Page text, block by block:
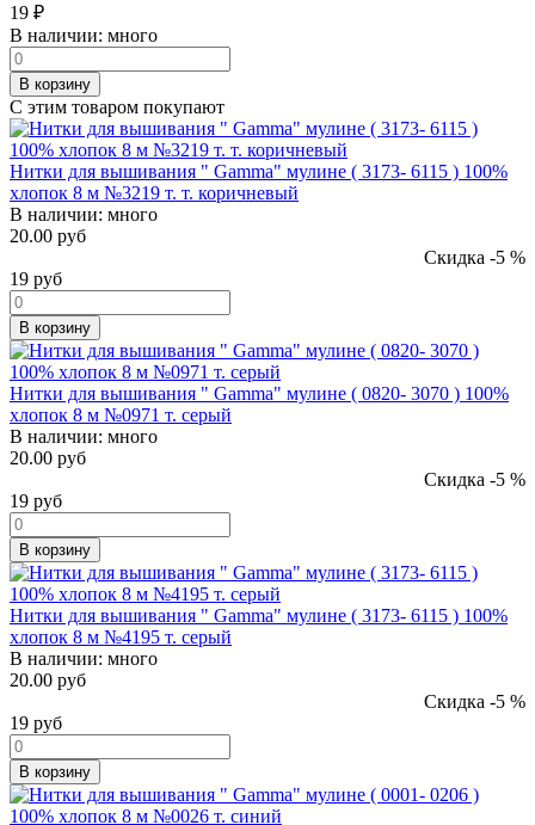
19 ₽
В наличии: много
В корзину
С этим товаром покупают
Нитки для вышивания " Gamma" мулине ( 3173- 6115 ) 100%
хлопок 8 м №3219 т. т. коричневый
В наличии: много
20.00 руб
Скидка -5 %
19 руб
В корзину
Нитки для вышивания " Gamma" мулине ( 0820- 3070 ) 100%
хлопок 8 м №0971 т. серый
В наличии: много
20.00 руб
Скидка -5 %
19 руб
В корзину
Нитки для вышивания " Gamma" мулине ( 3173- 6115 ) 100%
хлопок 8 м №4195 т. серый
В наличии: много
20.00 руб
Скидка -5 %
19 руб
В корзину